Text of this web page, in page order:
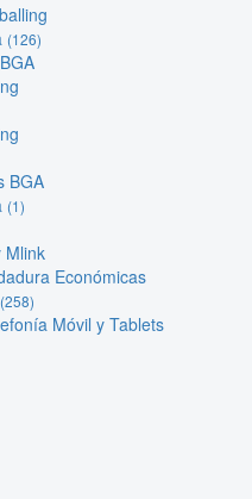
(126)
BGA
(1)
Mlink
Económicas
(258)
Móvil y Tablets